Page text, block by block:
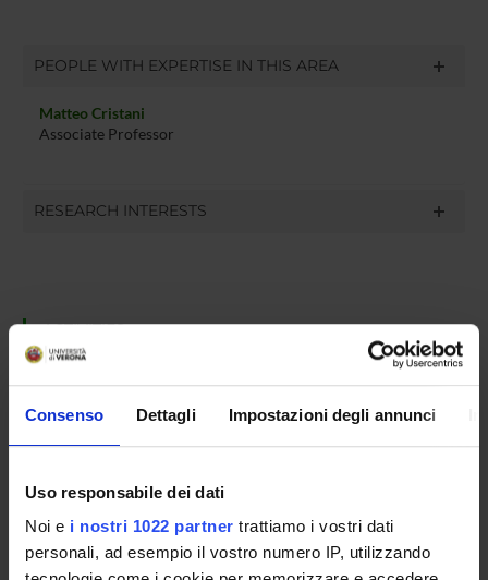
Consenso Dettagli Impostazioni degli annunci
Uso responsabile dei dati
Noi e i nostri 1022 partner trattiamo i vostri dati
personali, ad esempio il vostro numero IP, utilizzando
PEOPLE WITH EXPERTISE IN THIS AREA
Matteo Cristani
Associate Professor
RESEARCH INTERESTS
ACTIVITIES
RESEARCH GROUPS
RESEARCH FACILITIES
LIBRARIES